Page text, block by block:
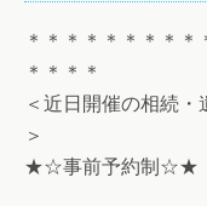
＊＊＊＊＊＊＊＊
＊＊＊＊
＜近日開催の相続
＞
★☆事前予約制☆★